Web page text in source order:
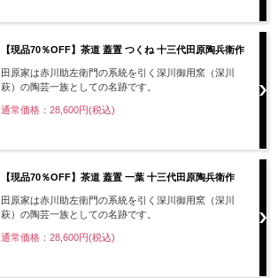
【現品70％OFF】茶道 蓋置 つくね 十三代田原陶兵衛作
田原家は赤川助左衛門の系統を引く深川御用窯（深川
萩）の陶芸一族としての名跡です。
通常価格：28,600円(税込)
【現品70％OFF】茶道 蓋置 一葉 十三代田原陶兵衛作
田原家は赤川助左衛門の系統を引く深川御用窯（深川
萩）の陶芸一族としての名跡です。
通常価格：28,600円(税込)